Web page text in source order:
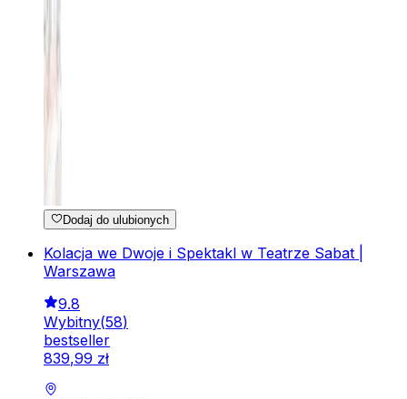
Dodaj do ulubionych
Kolacja we Dwoje i Spektakl w Teatrze Sabat |
Warszawa
9.8
Wybitny(58)
bestseller
839,99 zł